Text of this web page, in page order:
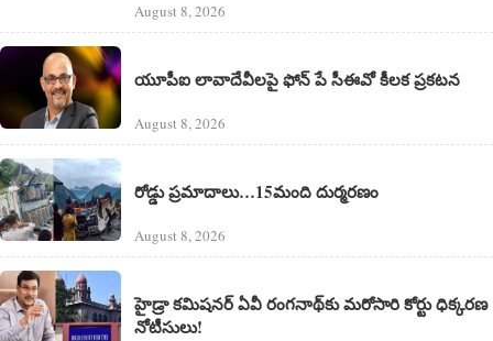
August 8, 2026
యూపీఐ లావాదేవీలపై ఫోన్ పే సీఈవో కీలక ప్రకటన
August 8, 2026
రోడ్డు ప్రమాదాలు…15మంది దుర్మరణం
August 8, 2026
హైడ్రా కమిషనర్ ఏవీ రంగనాథ్‌కు మరోసారి కోర్టు ధిక్కరణ
నోటీసులు!